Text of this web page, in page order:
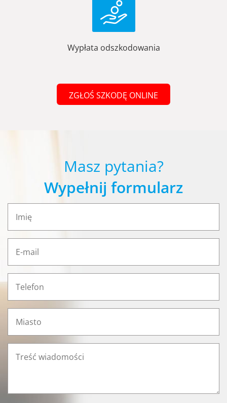
Wypłata odszkodowania
ZGŁOŚ SZKODĘ ONLINE
Masz pytania?
Wypełnij formularz